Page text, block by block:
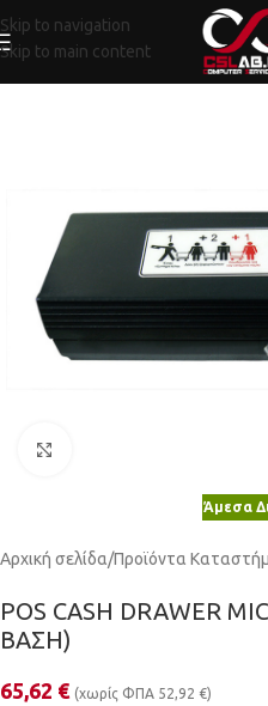
Skip to navigation
Skip to main content
Άμεσα
Αρχική σελίδα/Προϊόντα
POS CASH DRAWER
ΒΑΣΗ)
65,62 € (χωρίς ΦΠΑ 52,92 €)